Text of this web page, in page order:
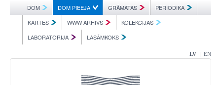
DOM DOM PIEEJA GRĀMATAS
PERIODIKA
KARTES
WWW ARHĪVS
KOLEKCIJAS
LABORATORIJA
LASĀMKOKS
LV | EN